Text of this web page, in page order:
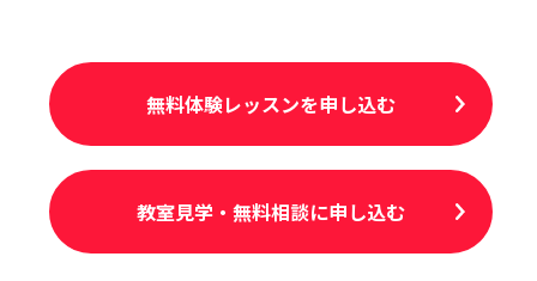
無料体験レッスンを申し込む
教室見学・無料相談に申し込む